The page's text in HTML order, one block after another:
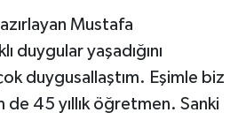
Mustafa
duygular yaşadığını
duygusallaştım. Eşimle biz
de 45 yıllık öğretmen. Sanki